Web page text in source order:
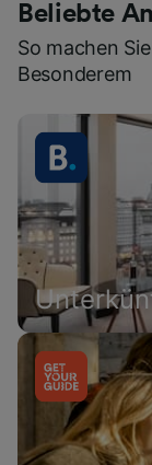
Beliebte
So machen
Besonderem